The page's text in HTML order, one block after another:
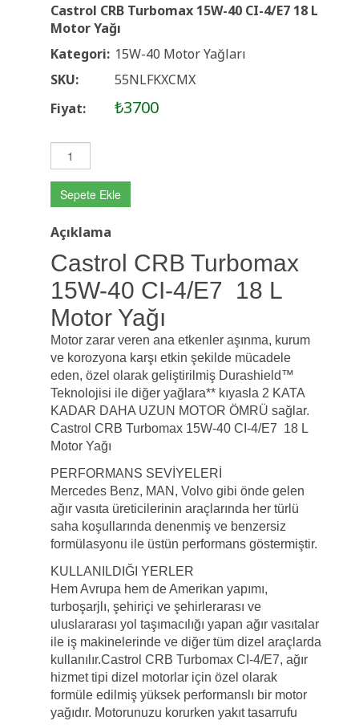
Castrol CRB Turbomax 15W-40 CI-4/E7 18 L
Motor Yağı
Kategori: 15W-40 Motor Yağları
SKU:
55NLFKXCMX
Fiyat:
₺3700
Sepete Ekle
Açıklama
Castrol CRB Turbomax
15W-40 CI-4/E7 18 L
Motor Yağı
Motor zarar veren ana etkenler aşınma, kurum
ve korozyona karşı etkin şekilde mücadele
eden, özel olarak geliştirilmiş Durashield™
Teknolojisi ile diğer yağlara** kıyasla 2 KATA
KADAR DAHA UZUN MOTOR ÖMRÜ sağlar.
Castrol CRB Turbomax 15W-40 CI-4/E7 18 L
Motor Yağı
PERFORMANS SEVİYELERİ
Mercedes Benz, MAN, Volvo gibi önde gelen
ağır vasıta üreticilerinin araçlarında her türlü
saha koşullarında denenmiş ve benzersiz
formülasyonu ile üstün performans göstermiştir.
KULLANILDIĞI YERLER
Hem Avrupa hem de Amerikan yapımı,
turboşarjlı, şehiriçi ve şehirlerarası ve
uluslararası yol taşımacılığı yapan ağır vasıtalar
ile iş makinelerinde ve diğer tüm dizel araçlarda
kullanılır.Castrol CRB Turbomax CI-4/E7, ağır
hizmet tipi dizel motorlar için özel olarak
formüle edilmiş yüksek performanslı bir motor
yağıdır. Motorunuzu korurken yakıt tasarrufu